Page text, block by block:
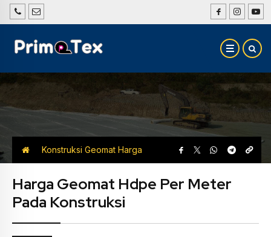
Konstruksi Geomat Harga
Harga Geomat Hdpe Per Meter
Pada Konstruksi